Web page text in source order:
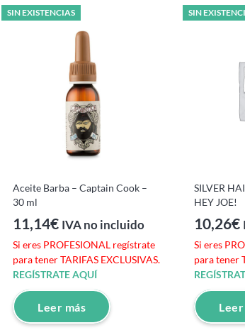
SIN EXISTENCIAS
Aceite Barba – Captain Cook –
30 ml
11,14€ IVA no incluido
Si eres PROFESIONAL regístrate
para tener TARIFAS EXCLUSIVAS.
REGÍSTRATE AQUÍ
Leer más
SIN
SILVER
HEY JOE!
10,26€
Si eres
para tener
Leer